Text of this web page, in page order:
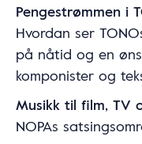
Pengestrømmen i
Hvordan ser
på nåtid og en
komponister og
Musikk til film, TV
NOPAs